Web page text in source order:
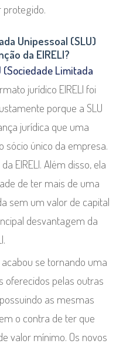
Unipessoal (SLU)
da EIRELI?
(Sociedade Limitada
jurídico EIRELI foi
porque a SLU
jurídica que uma
sócio único da empresa.
EIRELI. Além disso, ela
de ter mais de uma
sem um valor de capital
desvantagem da
acabou se tornando uma
oferecidos pelas outras
as mesmas
o contra de ter que
valor mínimo. Os novos